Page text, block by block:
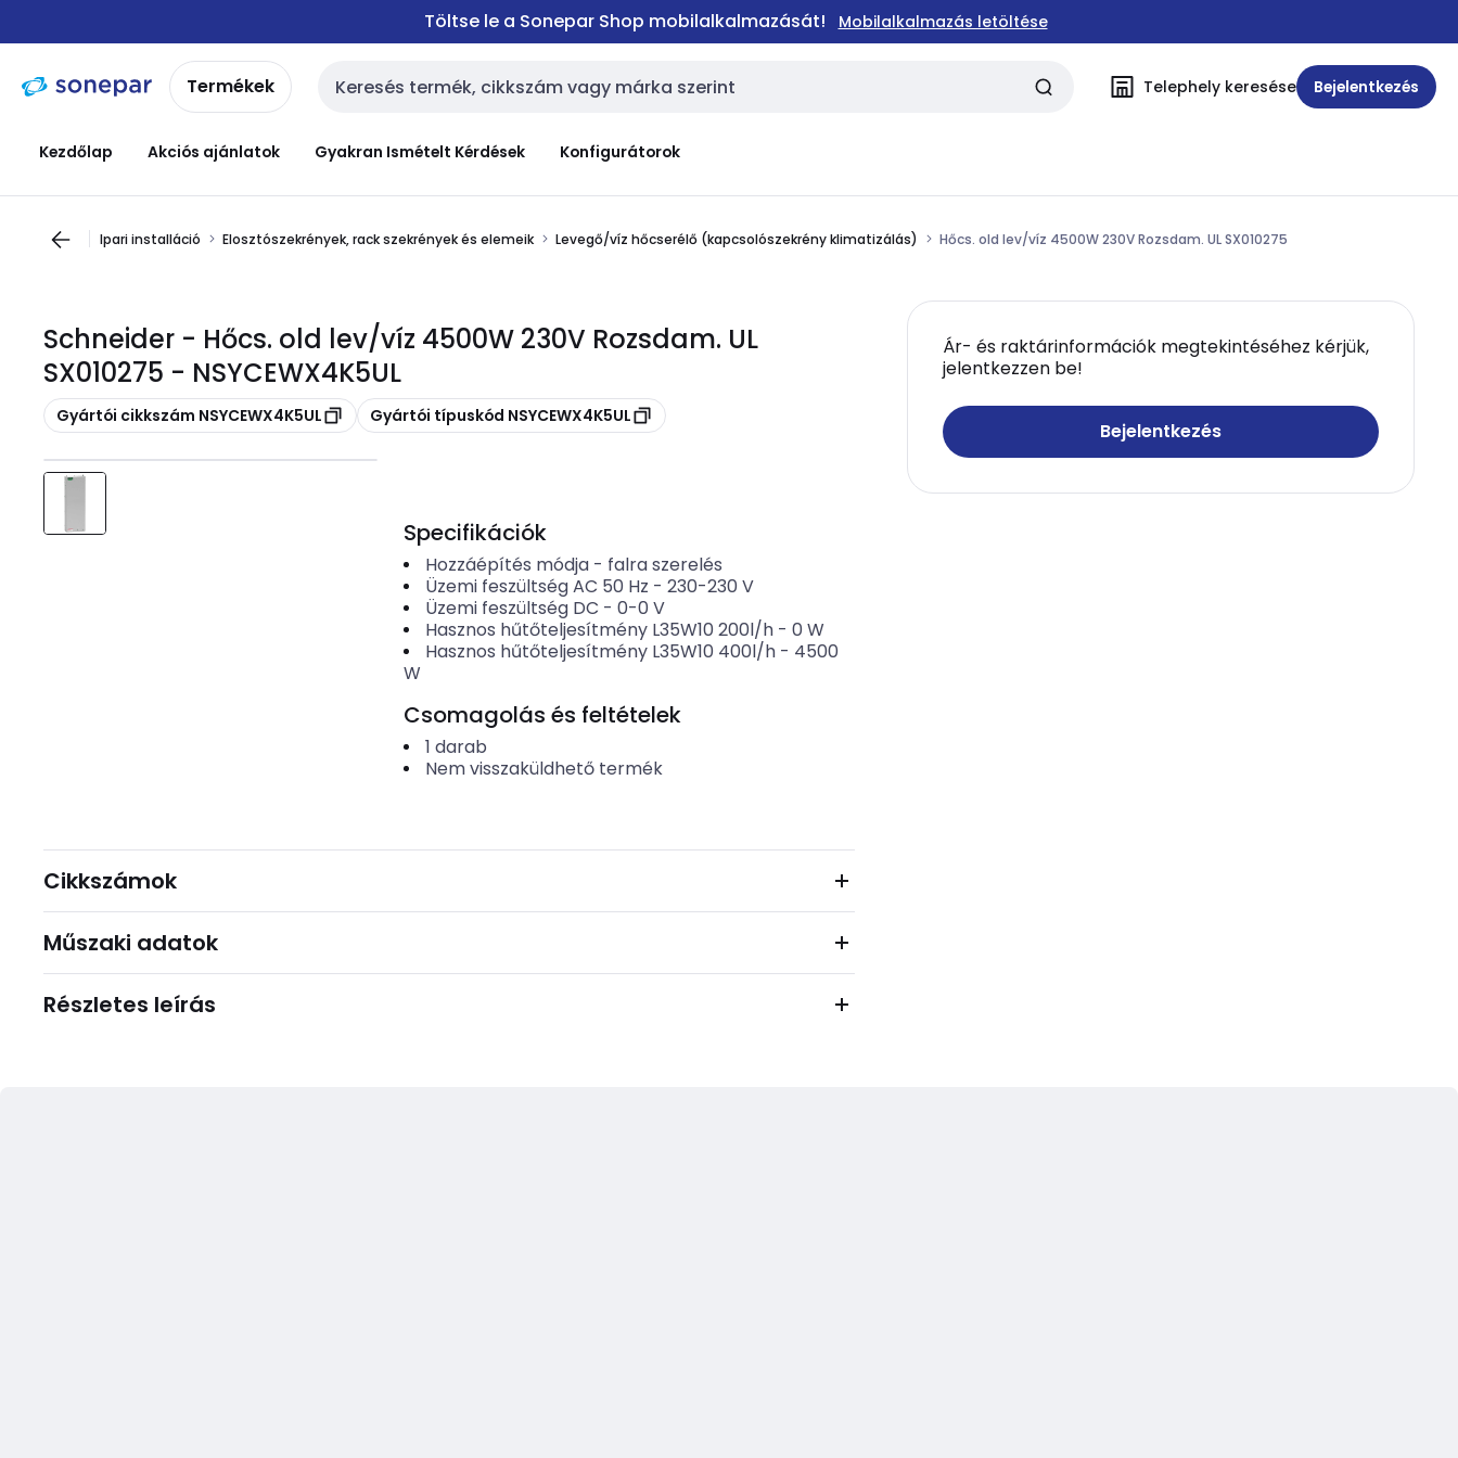
navigációhoztartalomra
Töltse le a Sonepar Shop mobilalkalmazását! Mobilalkalmazás letöltése
Termékek Keresési bemenet Telephely keresése Bejelentkezés
Kezdőlap Akciós ajánlatok Gyakran Ismételt Kérdések Konfigurátorok
Ipari installáció Elosztószekrények, rack szekrények és elemeik Levegő/víz hőcserélő (kapcsolószekrény klimatizálás) Hőcs. old lev/víz 4500W 230V Rozsdam. UL SX010275
Schneider - Hőcs. old lev/víz 4500W 230V Rozsdam. UL
SX010275 - NSYCEWX4K5UL
Másolás
Gyártói cikkszám NSYCEWX4K5UL Másolás
Gyártói típuskód NSYCEWX4K5UL
Ár- és raktárinformációk megtekintéséhez kérjük,
jelentkezzen be!
Bejelentkezés
Specifikációk
Hozzáépítés módja- falra szerelés
Üzemi feszültség AC 50 Hz - 230-230 V
Üzemi feszültség DC - 0-0 V
Hasznos hűtőteljesítmény L35W10 200l/h- 0 W
Hasznos hűtőteljesítmény L35W10 400l/h- 4500
W
Csomagolás és feltételek
1 darab
Nem visszaküldhető termék
Cikkszámok
Műszaki adatok
Részletes leírás